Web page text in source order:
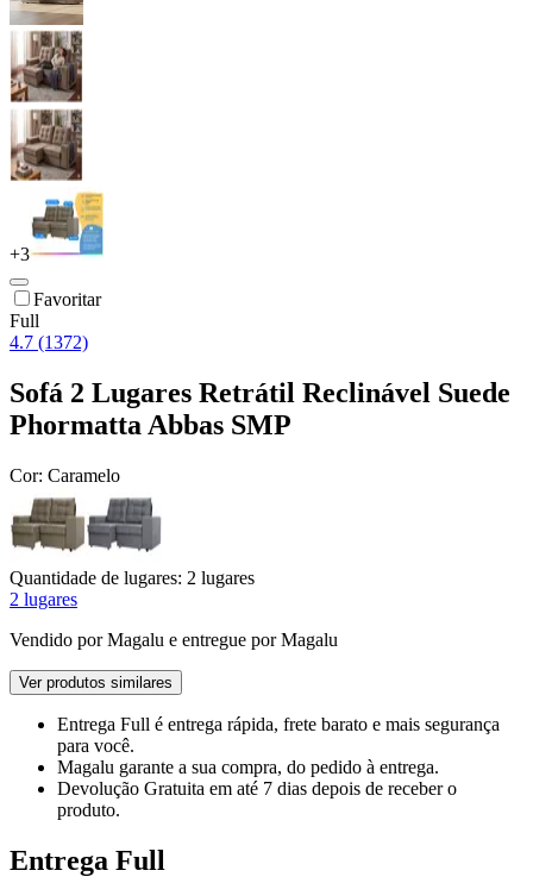
+3
Favoritar
Full
4.7 (1372)
Sofá 2 Lugares Retrátil Reclinável Suede
Phormatta Abbas SMP
Cor: Caramelo
Quantidade de lugares: 2 lugares
2 lugares
Vendido porMagalu e entregue por Magalu
Ver produtos similares
Entrega Full é entrega rápida, frete barato e mais segurança
para você.
Magalu garante a sua compra, do pedido à entrega.
Devolução Gratuita em até 7 dias depois de receber o
produto.
Entrega Full